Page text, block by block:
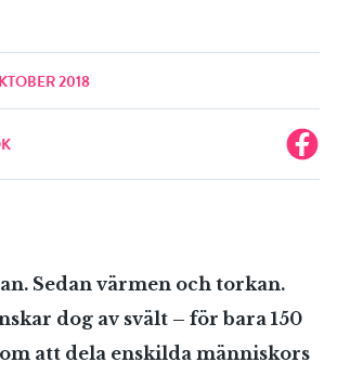
2018
Sedan värmen och torkan.
dog av svält – för bara 150
att dela enskilda människors